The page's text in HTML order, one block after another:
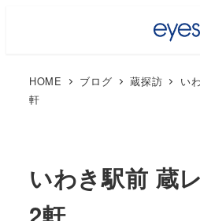
HOME ブログ 蔵探訪
い
軒
いわき駅前 蔵